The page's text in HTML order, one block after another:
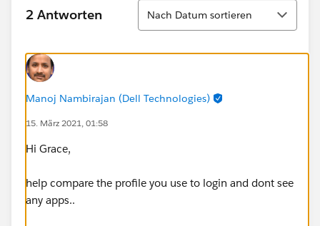
2 Antworten
Sortieren
Nach Datum sortieren
Manoj Nambirajan (Dell Technologies)
15. März 2021, 01:58
Hi Grace,
help compare the profile you use to login and dont see
any apps..